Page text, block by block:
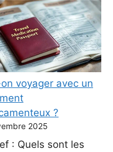
voyager avec un
?
2025
: Quels sont les